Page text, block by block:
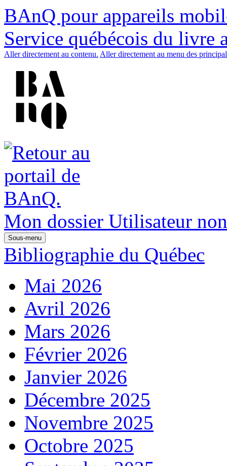
BAnQ pour appareils
Service québécois du livre
Aller directement au contenu. Aller directement au menu des
Mon dossier Utilisateur
Sous-menu
Bibliographie du Québec
Mai 2026
Avril 2026
Mars 2026
Février 2026
Janvier 2026
Décembre 2025
Novembre 2025
Octobre 2025